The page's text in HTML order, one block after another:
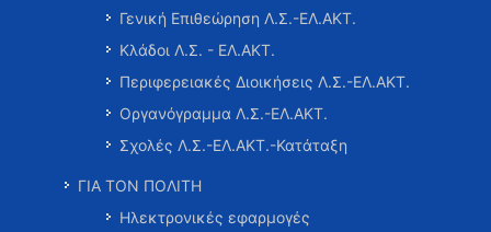
Γενική Επιθεώρηση Λ.Σ.-ΕΛ.ΑΚΤ.
Κλάδοι Λ.Σ. - ΕΛ.ΑΚΤ.
Περιφερειακές Διοικήσεις Λ.Σ.-ΕΛ.ΑΚΤ.
Οργανόγραμμα Λ.Σ.-ΕΛ.ΑΚΤ.
Σχολές Λ.Σ.-ΕΛ.ΑΚΤ.-Κατάταξη
ΓΙΑ ΤΟΝ ΠΟΛΙΤΗ
Ηλεκτρονικές εφαρμογές